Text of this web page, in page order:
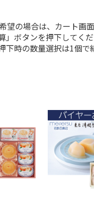
望の場合は、カート画
」ボタンを押下してく
下時の数量選択は1個で